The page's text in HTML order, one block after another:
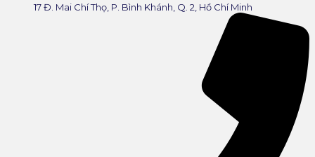
17 Đ. Mai Chí Thọ, P. Bình Khánh, Q. 2, Hồ Chí Minh